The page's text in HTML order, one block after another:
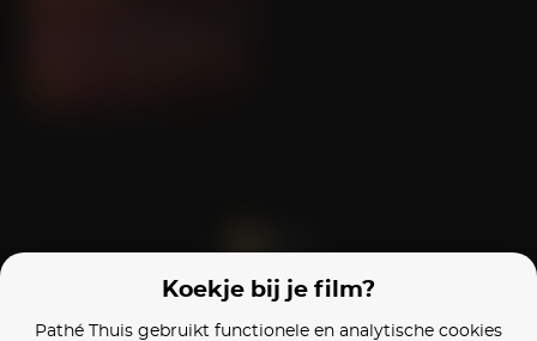
Koekje bij je film?
Pathé Thuis gebruikt functionele en analytische cookies